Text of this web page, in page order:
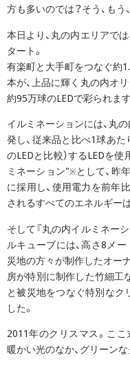
方も多いのでは？そう、もう
本日より、丸の内エリアで
タート。
有楽町と大手町をつなぐ約
本が、上品に輝く丸の内オ
約95万球のLEDで彩られます
イルミネーションには、丸
発し、従来品と比べ1球あ
のLEDと比較）するLEDを
ミネーション"※ として、昨
に採用し、使用電力を前年
されるすべてのエネルギー
そして『丸の内イルミネー
ルキューブには、高さ8メ
災地の方々が制作したオー
房が特別に制作した竹細工
と被災地をつなぐ特別なク
した。
2011年のクリスマス。こ
暖かい光のなか、グリーン